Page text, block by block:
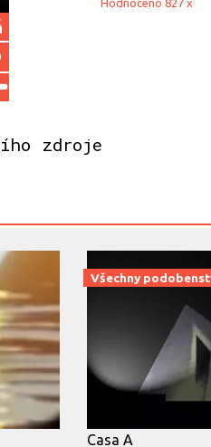
Hodnoceno 827 x
zdroje
Všechny
Casa A